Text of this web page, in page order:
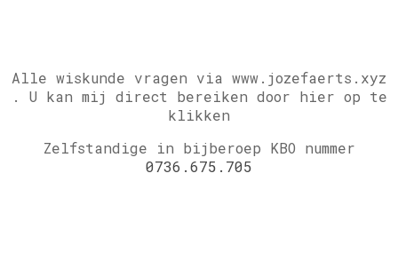
Alle wiskunde vragen via www.jozefaerts.xyz
. U kan mij direct bereiken door hier op te
klikken
Zelfstandige in bijberoep KBO nummer
0736.675.705